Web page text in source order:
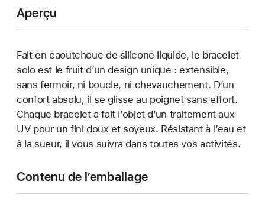
Aperçu
Fait en caoutchouc de silicone liquide, le bracelet
solo est le fruit d’un design unique : extensible,
sans fermoir, ni boucle, ni chevauchement. D’un
confort absolu, il se glisse au poignet sans effort.
Chaque bracelet a fait l’objet d’un traitement aux
UV pour un fini doux et soyeux. Résistant à l’eau et
à la sueur, il vous suivra dans toutes vos activités.
Contenu de l’emballage